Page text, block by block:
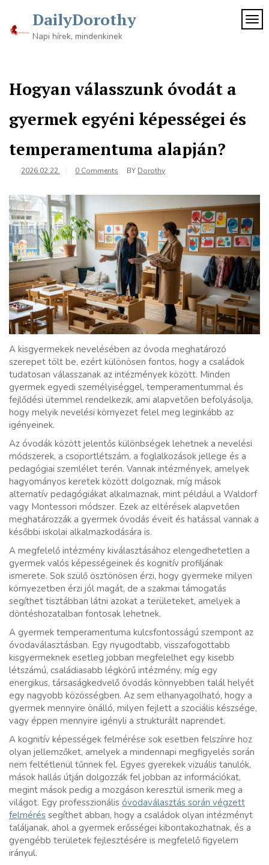
content
DailyDorothy
Napi hírek, mindenkinek
Hogyan válasszunk óvodát a
gyermek egyéni képességei és
temperamentuma alapján?
2026.02.22. 0 Comments BY Dorothy
A kisgyermekek nevelésében az óvoda meghatározó
szerepet tölt be, ezért különösen fontos, hogy a családok
tudatosan válasszanak az intézmények között. Minden
gyermek egyedi személyiséggel, temperamentummal és
fejlődési ütemmel rendelkezik, ami alapvetően befolyásolja,
hogy melyik nevelési környezet felel meg leginkább az
igényeinek.
Az óvodák között jelentős különbségek lehetnek a nevelési
módszerek, a csoportlétszám, a foglalkozások jellege és a
pedagógiai szemlélet terén. Vannak intézmények, amelyek
hagyományos keretek között dolgoznak, míg mások
alternatív pedagógiákat alkalmaznak, mint például a Waldorf
vagy Montessori módszer. Ezek az eltérések alapvetően
meghatározzák a gyermek óvodás éveit és hatással vannak a
későbbi iskolai alkalmazkodására is.
A megfelelő intézmény kiválasztásához elengedhetetlen a
gyermek valós képességeinek és kognitív profiljának
ismerete. Sok szülő ösztönösen érzi, hogy gyermeke milyen
környezetben érzi jól magát, de a szakmai támogatás
segíthet tisztábban látni azokat a területeket, amelyek a
döntéshozatalban fontosak lehetnek.
A gyermek temperamentuma kulcsfontosságú szempont az
óvodaválasztásban. Egy nyugodtabb, visszafogottabb
kisgyermeknek esetleg jobban megfelelhet egy kisebb
létszámú, családiasabb légkörű intézmény, míg egy
energikus, társaságkedvelő óvodás könnyebben talál helyét
egy nagyobb közösségben. Az sem elhanyagolható, hogy a
gyermek mennyire önálló, milyen fejlett a szociális készsége,
vagy éppen mennyire igényli a strukturált naprendet.
A kognitív képességek felmérése sok esetben felszínre hoz
olyan jellemzőket, amelyek a mindennapi megfigyelés során
nem feltétlenül tűnnek fel. Egyes gyerekek vizuális tanulók,
mások hallás útján dolgozzák fel jobban az információkat,
megint mások pedig a mozgáson keresztül ismerik meg a
világot. Egy professzionális óvodaválasztás során végzett
felmérés segíthet abban, hogy a családok olyan intézményt
találjanak, ahol a gyermek erősségei kibontakozhatnak, és a
gyengébb területek fejlesztésére is megfelelő figyelem
irányul.